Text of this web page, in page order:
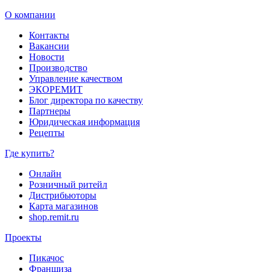
О компании
Контакты
Вакансии
Новости
Производство
Управление качеством
ЭКОРЕМИТ
Блог директора по качеству
Партнеры
Юридическая информация
Рецепты
Где купить?
Онлайн
Розничный ритейл
Дистрибьюторы
Карта магазинов
shop.remit.ru
Проекты
Пикачос
Франшиза